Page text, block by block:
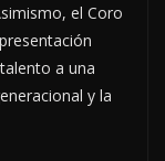
el Coro
a una
y la